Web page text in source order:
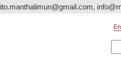
ito.manthalimun@gmail.com,